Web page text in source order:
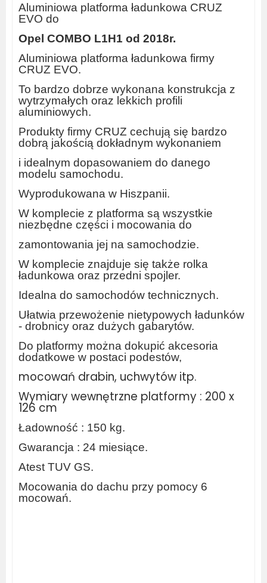
Aluminiowa platforma ładunkowa CRUZ
EVO do
Opel COMBO L1H1 od 2018r.
Aluminiowa platforma ładunkowa firmy
CRUZ EVO.
To bardzo dobrze wykonana konstrukcja z
wytrzymałych oraz lekkich profili
aluminiowych.
Produkty firmy CRUZ cechują się bardzo
dobrą jakością dokładnym wykonaniem
i idealnym dopasowaniem do danego
modelu samochodu.
Wyprodukowana w Hiszpanii.
W komplecie z platforma są wszystkie
niezbędne części i mocowania do
zamontowania jej na samochodzie.
W komplecie znajduje się także rolka
ładunkowa oraz przedni spojler.
Idealna do samochodów technicznych.
Ułatwia przewożenie nietypowych ładunków
- drobnicy oraz dużych gabarytów.
Do platformy można dokupić akcesoria
dodatkowe w postaci podestów,
mocowań drabin, uchwytów itp.
Wymiary wewnętrzne platformy : 200 x
126 cm
Ładowność : 150 kg.
Gwarancja : 24 miesiące.
Atest TUV GS.
Mocowania do dachu przy pomocy 6
mocowań.